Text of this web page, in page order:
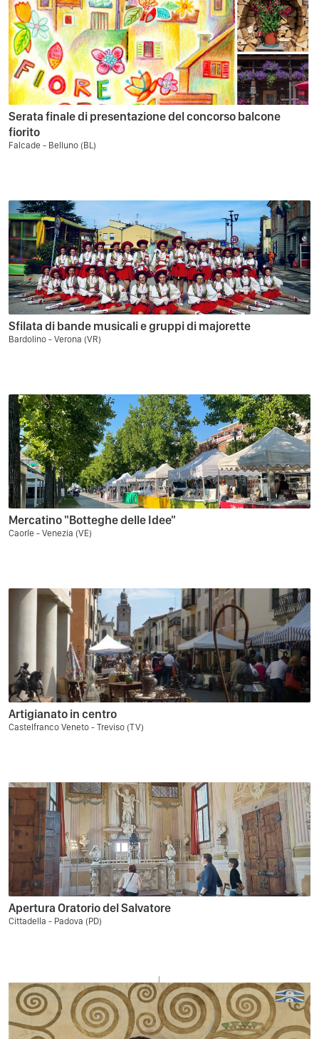
Serata finale di presentazione del concorso balcone
fiorito
Falcade - Belluno (BL)
Sfilata di bande musicali e gruppi di majorette
Bardolino - Verona (VR)
Mercatino "Botteghe delle Idee"
Caorle - Venezia (VE)
Artigianato in centro
Castelfranco Veneto - Treviso (TV)
Apertura Oratorio del Salvatore
Cittadella - Padova (PD)